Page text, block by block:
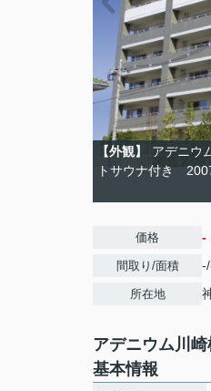
【外観】
アデニ
トサウナ付き
価格 -
間取り/面積
所在地
アデニウム川
基本情報